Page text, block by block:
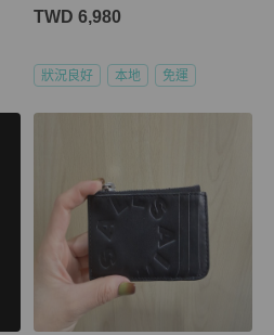
TWD 6,980
狀況良好 本地 免運